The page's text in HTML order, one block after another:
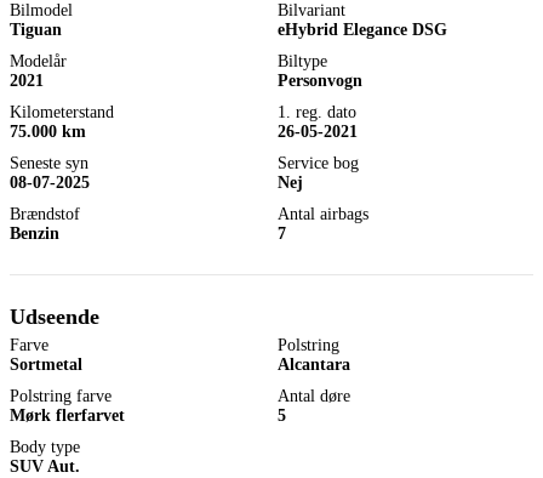
Bilmodel
Tiguan
Bilvariant
eHybrid Elegance DSG
Modelår
2021
Biltype
Personvogn
Kilometerstand
75.000 km
1. reg. dato
26-05-2021
Seneste syn
08-07-2025
Service bog
Nej
Brændstof
Benzin
Antal airbags
7
Udseende
Farve
Sortmetal
Polstring
Alcantara
Polstring farve
Mørk flerfarvet
Antal døre
5
Body type
SUV Aut.